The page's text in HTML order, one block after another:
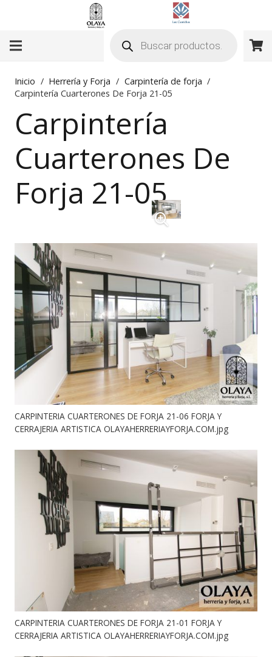
productos
Inicio / Herrería y Forja / Carpintería de forja /
Carpintería Cuarterones De Forja 21-05
Carpintería
Cuarterones De
Forja 21-05
CARPINTERIA CUARTERONES DE FORJA 21-06 FORJA Y
CERRAJERIA ARTISTICA OLAYAHERRERIAYFORJA.COM.jpg
CARPINTERIA CUARTERONES DE FORJA 21-01 FORJA Y
CERRAJERIA ARTISTICA OLAYAHERRERIAYFORJA.COM.jpg